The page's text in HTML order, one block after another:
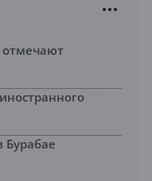
Бурабае